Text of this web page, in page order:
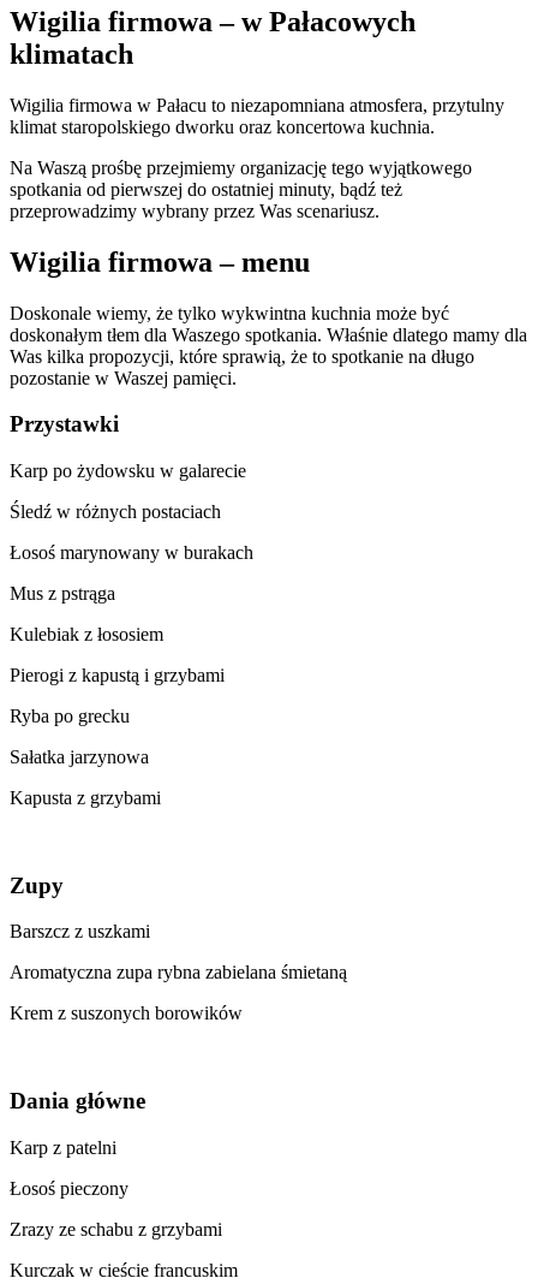
Wigilia firmowa – w Pałacowych
klimatach
Wigilia firmowa w Pałacu to niezapomniana atmosfera, przytulny
klimat staropolskiego dworku oraz koncertowa kuchnia.
Na Waszą prośbę przejmiemy organizację tego wyjątkowego
spotkania od pierwszej do ostatniej minuty, bądź też
przeprowadzimy wybrany przez Was scenariusz.
Wigilia firmowa – menu
Doskonale wiemy, że tylko wykwintna kuchnia może być
doskonałym tłem dla Waszego spotkania. Właśnie dlatego mamy dla
Was kilka propozycji, które sprawią, że to spotkanie na długo
pozostanie w Waszej pamięci.
Przystawki
Karp po żydowsku w galarecie
Śledź w różnych postaciach
Łosoś marynowany w burakach
Mus z pstrąga
Kulebiak z łososiem
Pierogi z kapustą i grzybami
Ryba po grecku
Sałatka jarzynowa
Kapusta z grzybami
Zupy
Barszcz z uszkami
Aromatyczna zupa rybna zabielana śmietaną
Krem z suszonych borowików
Dania główne
Karp z patelni
Łosoś pieczony
Zrazy ze schabu z grzybami
Kurczak w cieście francuskim